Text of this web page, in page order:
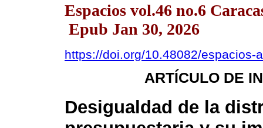
Espacios vol.46 no.6
Epub Jan 30, 2026
https://doi.org/10.48082/espacios-
ARTÍCULO DE
Desigualdad de la